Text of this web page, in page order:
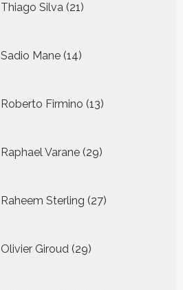
Thiago Silva 21
producten
Sadio Mane 14
producten
Roberto Firmino 13
producten
Raphael Varane 29
producten
Raheem Sterling 27
producten
Olivier Giroud 29
producten